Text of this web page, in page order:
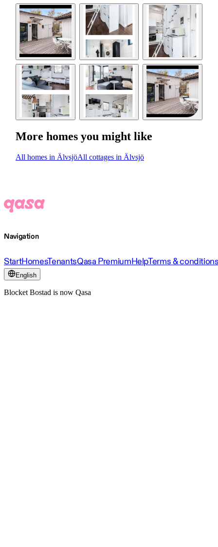
More homes you might like
All homes in ÄlvsjöAll cottages in Älvsjö
Navigation
StartHomesTenantsQasa PremiumHelpTerms &
English
Blocket Bostad is now Qasa